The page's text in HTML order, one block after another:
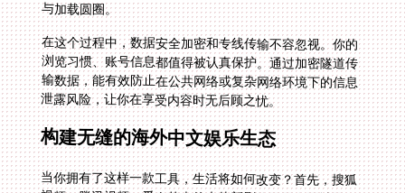
与加载圆圈。
在这个过程中，数据安全加密和专线传输不容忽视。你的
浏览习惯、账号信息都值得被认真保护。通过加密隧道传
输数据，能有效防止在公共网络或复杂网络环境下的信息
泄露风险，让你在享受内容时无后顾之忧。
构建无缝的海外中文娱乐生态
当你拥有了这样一款工具，生活将如何改变？首先，搜狐
视频、腾讯视频、爱奇艺上的大片新剧将不再有区域阻
拦。你可以同步追更，参与国内的社交话题讨论。其
次，“海外听音乐用什么软件好”将不再是个问题。你可以
重新启用你最习惯的QQ音乐、网易云音乐，完整的曲库
和个性化的日推歌单都会回来。至于“菠萝包轻小说在海
外有地区限制怎么破解”，答案也变得简单——连接加速
器后，限制提示自动消失，你可以继续沉浸在那个光怪陆